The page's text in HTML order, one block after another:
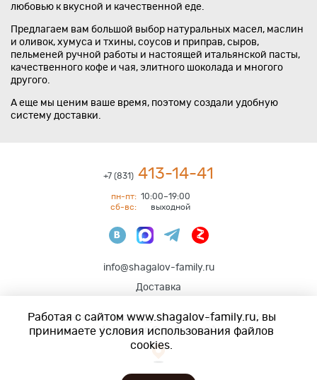
любовью к вкусной и качественной еде.
Предлагаем вам большой выбор натуральных масел, маслин
и оливок, хумуса и тхины, соусов и приправ, сыров,
пельменей ручной работы и настоящей итальянской пасты,
качественного кофе и чая, элитного шоколада и многого
другого.
А еще мы ценим ваше время, поэтому создали удобную
систему доставки.
+7 (831) 413-14-41
пн-пт: 10:00–19:00
сб-вс:
выходной
info@shagalov-family.ru
Доставка
Нижний Новгород,ул. Алексеевская 10/16
(вход с ул.Октябрьская)
Работая с сайтом www.shagalov-family.ru, вы
принимаете условия использования файлов
cookies.